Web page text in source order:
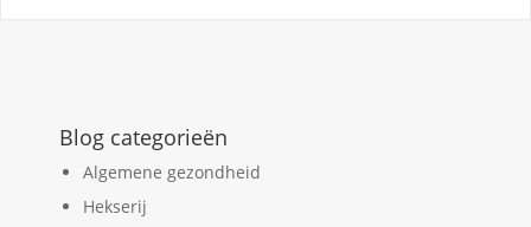
Blog categorieën
Algemene gezondheid
Hekserij